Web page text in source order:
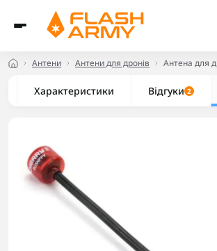
Антени Антени для дронів Антена для
Характеристики Відгуки 2